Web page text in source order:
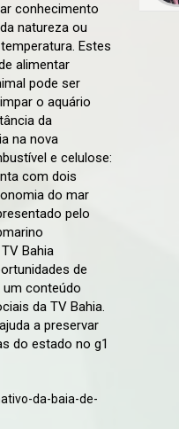
conhecimento
natureza ou
Estes
alimentar
pode ser
o aquário
da
na nova
e celulose:
com dois
do mar
pelo
Bahia
de
um conteúdo
da TV Bahia.
a preservar
do estado no g1
da-baia-de-